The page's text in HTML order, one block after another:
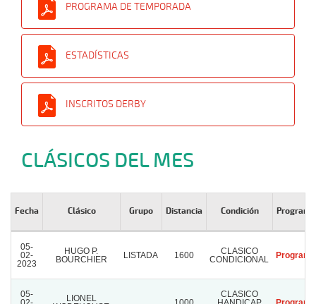
PROGRAMA DE TEMPORADA
ESTADÍSTICAS
INSCRITOS DERBY
CLÁSICOS DEL MES
Fecha Clásico Grupo Distancia Condición Programa
05-
02-
2023
HUGO P.
BOURCHIER
LISTADA 1600
CLASICO
CONDICIONAL
Programa
05-
LIONEL
CLASICO